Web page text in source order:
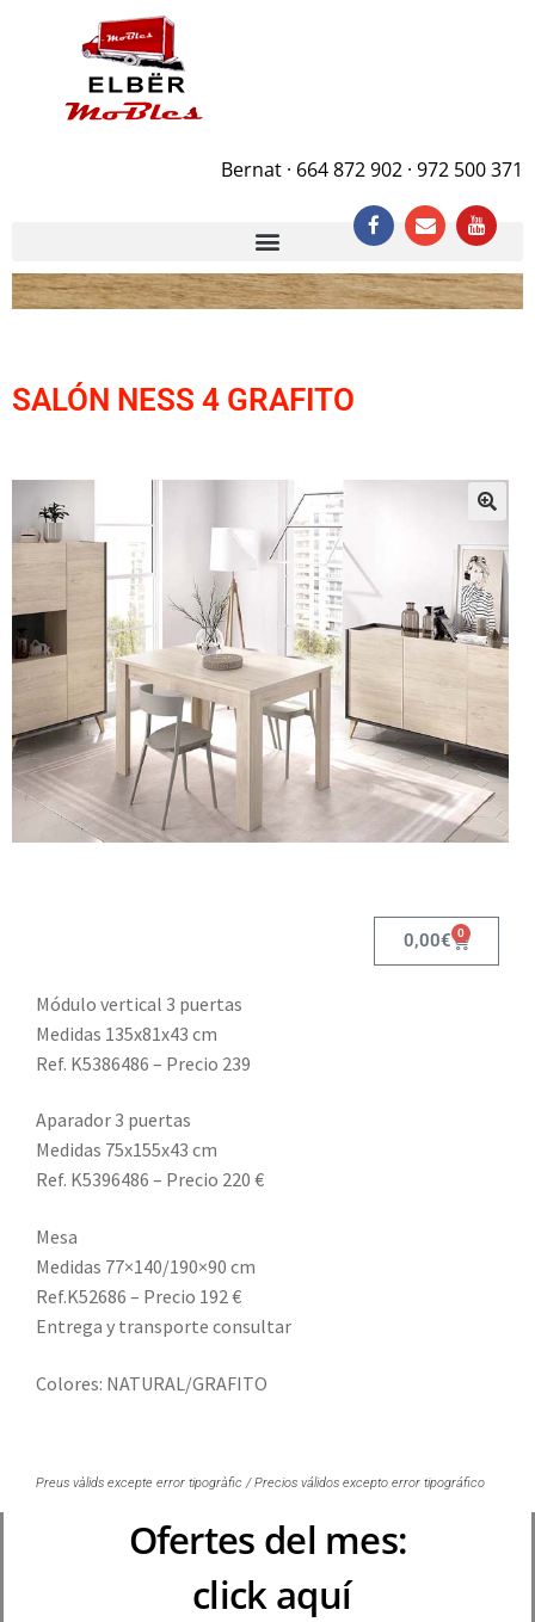
Bernat · 664 872 902 · 972 500 371
SALÓN NESS 4 GRAFITO
0,00€ 0
Módulo vertical 3 puertas
Medidas 135x81x43 cm
Ref. K5386486 – Precio 239
Aparador 3 puertas
Medidas 75x155x43 cm
Ref. K5396486 – Precio 220 €
Mesa
Medidas 77×140/190×90 cm
Ref.K52686 – Precio 192 €
Entrega y transporte consultar
Colores: NATURAL/GRAFITO
Preus vàlids excepte error tipogràfic / Precios válidos excepto error tipográfico
Ofertes del mes:
click aquí